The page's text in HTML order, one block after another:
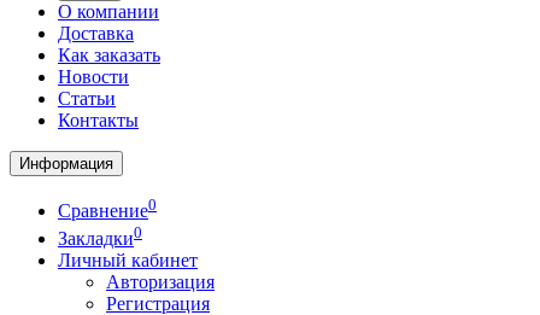
О компании
Доставка
Как заказать
Новости
Статьи
Контакты
Информация
Сравнение0
Закладки0
Личный кабинет
Авторизация
Регистрация